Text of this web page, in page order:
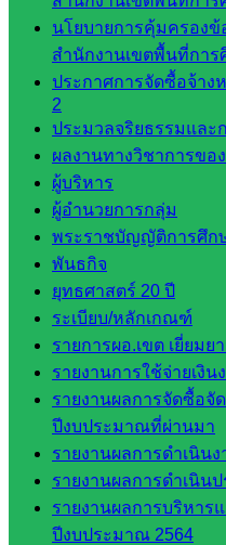
นโยบายการคุ้มครองข้
สำนักงานเขตพื้นที่การ
ประกาศการจัดซื้อจ้าง
2
ประมวลจริยธรรมและ
ผลงานทางวิชาการข
ผู้บริหาร
ผู้อำนวยการกลุ่ม
พระราชบัญญัติการศึก
พันธกิจ
ยุทธศาสตร์ 20 ปี
ระเบียบ/หลักเกณฑ์
รายการผอ.เขต เยี่ยมย
รายงานการใช้จ่ายเงิ
รายงานผลการจัดซื้อจั
ปีงบประมาณที่ผ่านมา
รายงานผลการดำเนิน
รายงานผลการดำเนินป
รายงานผลการบริหา
ปีงบประมาณ 2564
กลุ่มส่ง
เสริมการ
จัดการ
ศึกษา
กลุ่ม
บริหาร
งาน
บุคคล
กลุ่ม
พัฒนาครู
และบุ
คลากรฯ
กลุ่มนิ
เทศ
ติดตาม
และประ
เมินผลฯ
::: ©2021 sakarea2.go.th. All
TEAM :::